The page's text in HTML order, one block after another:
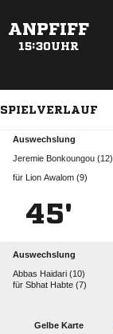
ANPFIFF
15:30UHR
SPIELVERLAUF
Auswechslung
  
für   
45'
Auswechslung
  
für  
Gelbe Karte